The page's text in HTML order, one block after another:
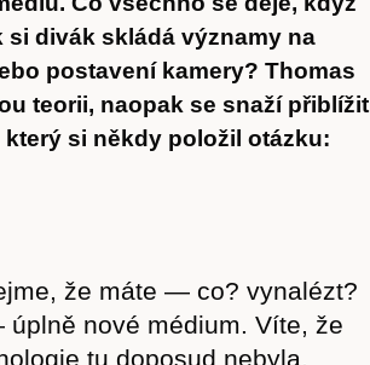
si divák skládá významy na
postavení kamery? Thomas
teorii, naopak se snaží přiblížit
si někdy položil otázku:
že máte — co? vynalézt?
nové médium. Víte, že
tu doposud nebyla.